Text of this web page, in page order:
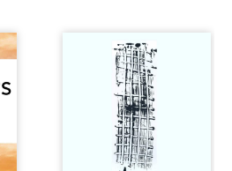
Sommes-nous
vraiment libres si
chacun de nos
actes s’inscrit
dans une chaîne
de causes ? À
travers une
confrontation